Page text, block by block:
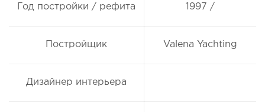
Год постройки / рефита 1997 /
Постройщик Valena Yachting
Дизайнер интерьера